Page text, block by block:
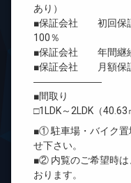
あり）
■保証会社 初回保証
100％
■保証会社 年間継
■保証会社 月額保
―――――――
■間取り
□1LDK～2LDK（40.63
■① 駐車場・バイク置
せ下さい。
■② 内覧のご希望時は
おります。